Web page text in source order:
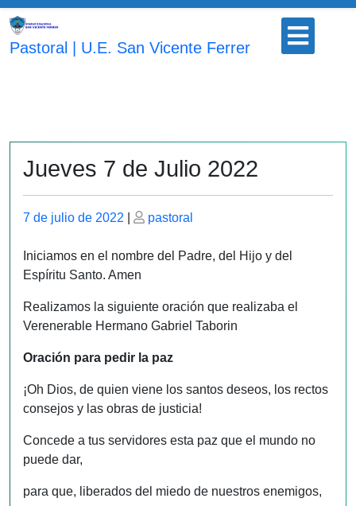
Saltar
contenido
Pastoral | U.E. San Vicente Ferrer
Botón
abrir
Jueves 7 de Julio 2022
Publicado
7 de julio de 2022
Publicado
pastoral
Iniciamos en el nombre del Padre, del Hijo y del
Espíritu Santo. Amen
Realizamos la siguiente oración que realizaba el
Verenerable Hermano Gabriel Taborin
Oración para pedir la paz
¡Oh Dios, de quien viene los santos deseos, los rectos
consejos y las obras de justicia!
Concede a tus servidores esta paz que el mundo no
puede dar,
para que, liberados del miedo de nuestros enemigos,